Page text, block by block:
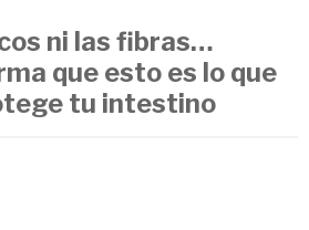
ni las fibras…
que esto es lo que
tu intestino